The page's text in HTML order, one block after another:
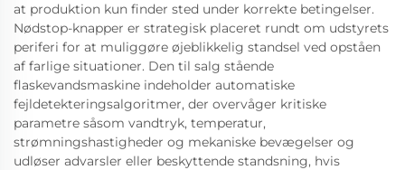
at produktion kun finder sted under korrekte betingelser.
Nødstop-knapper er strategisk placeret rundt om udstyrets
periferi for at muliggøre øjeblikkelig standsel ved opståen
af farlige situationer. Den til salg stående
flaskevandsmaskine indeholder automatiske
fejldetekteringsalgoritmer, der overvåger kritiske
parametre såsom vandtryk, temperatur,
strømningshastigheder og mekaniske bevægelser og
udløser advarsler eller beskyttende standsning, hvis